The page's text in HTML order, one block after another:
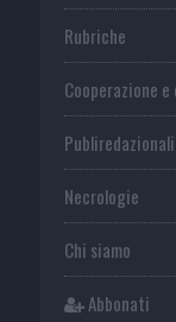
Rubriche
Cooperazione
Publiredazionali
Necrologie
Chi siamo
Abbonati